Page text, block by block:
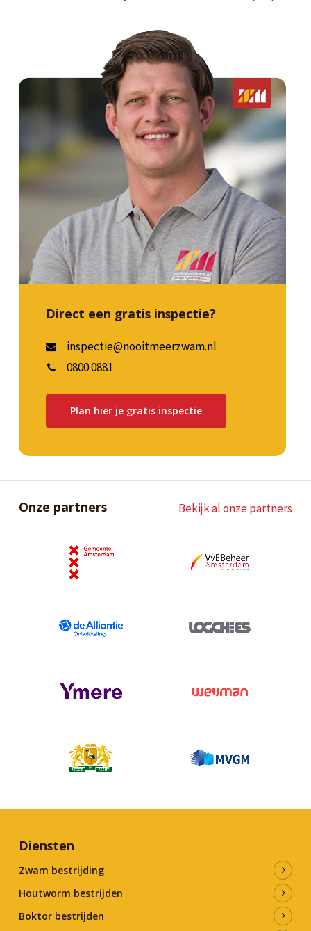
Direct een gratis inspectie?
inspectie@nooitmeerzwam.nl
0800 0881
Plan hier je gratis inspectie
Onze partners Bekijk al onze partners
Diensten
Zwam bestrijding
Houtworm bestrijden
Boktor bestrijden